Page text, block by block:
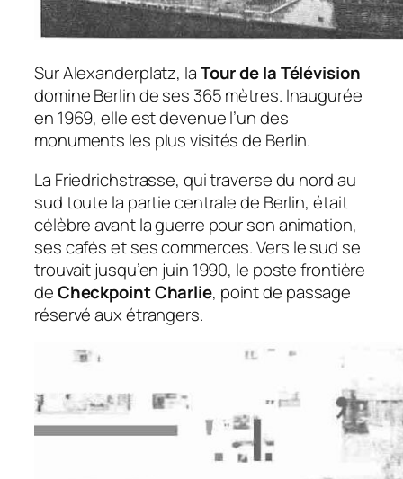
Sur Alexanderplatz, laTour de la Télévision
domine Berlin de ses 365 mètres. Inaugurée
en 1969, elle est devenue l’un des
monuments les plus visités de Berlin.
La Friedrichstrasse, qui traverse du nord au
sud toute la partie centrale de Berlin, était
célèbre avant la guerre pour son animation,
ses cafés et ses commerces. Vers le sud se
trouvait jusqu’en juin 1990, le poste frontière
deCheckpoint Charlie, point de passage
réservé aux étrangers.